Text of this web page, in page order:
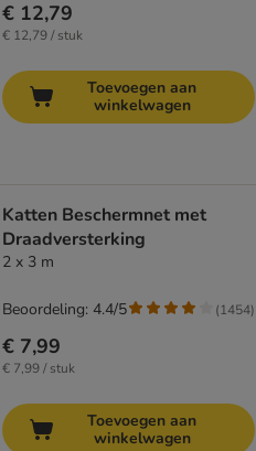
€ 12,79
€ 12,79 / stuk
Toevoegen aan
winkelwagen
Katten Beschermnet met
Draadversterking
2 x 3 m
€ 7,99
€ 7,99 / stuk
Beoordeling: 4.4/5 (1454)
Toevoegen aan
winkelwagen